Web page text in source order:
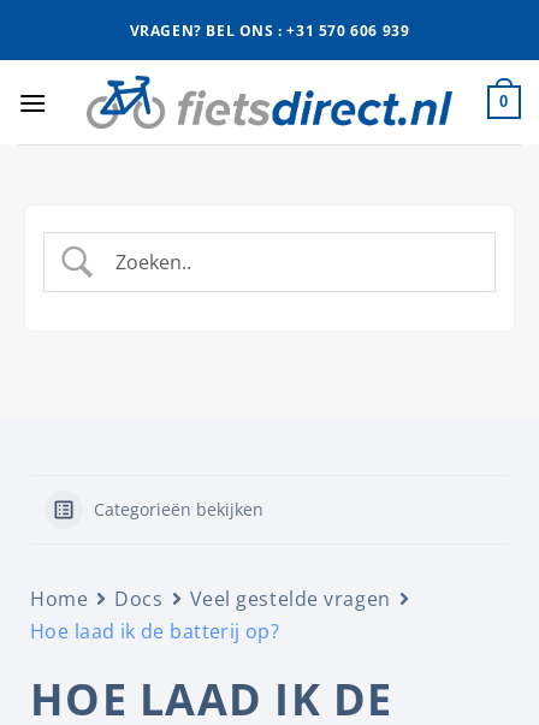
VRAGEN? BEL ONS : +31 570 606 939
0
Categorieën bekijken
Home Docs
Veel gestelde vragen
Hoe laad ik de batterij op?
HOE LAAD IK DE